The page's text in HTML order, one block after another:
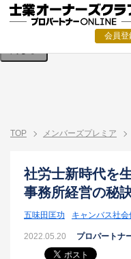
会員登
検索条件を入力してください。
TOP メンバーズプレミア
社労士新時代を
事務所経営の秘
五味田匡功 キャンバス社
2022.05.20 プロパートナ